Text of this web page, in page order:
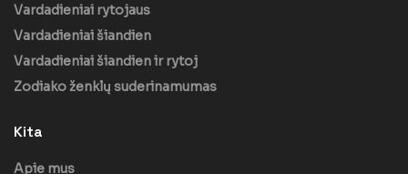
Vardadieniai rytojaus
Vardadieniai šiandien
Vardadieniai šiandien ir rytoj
Zodiako ženklų suderinamumas
Kita
Apie mus